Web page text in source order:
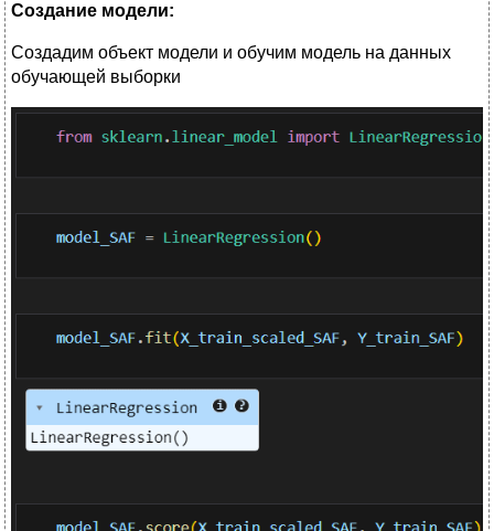
Создание модели:
Создадим объект модели и обучим модель на данных
обучающей выборки